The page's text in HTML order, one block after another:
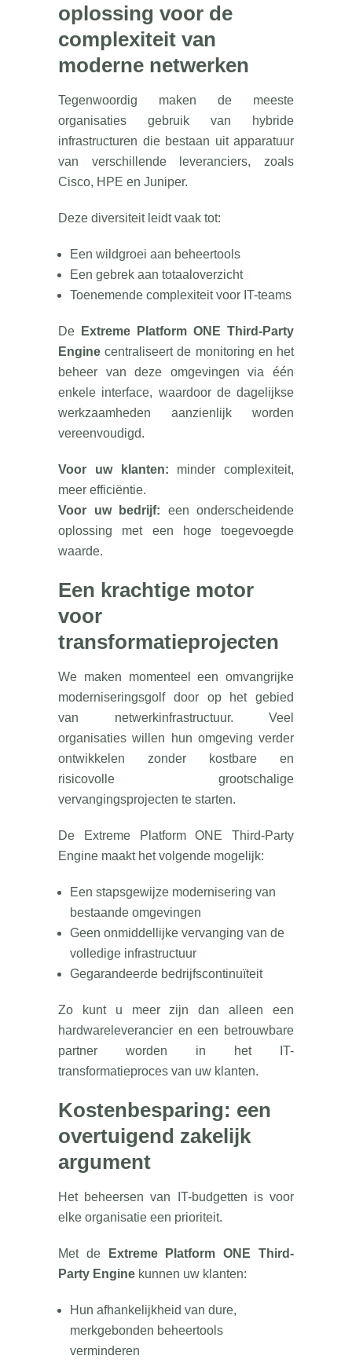
oplossing voor de
complexiteit van
moderne netwerken
Tegenwoordig maken de meeste
organisaties gebruik van hybride
infrastructuren die bestaan uit apparatuur
van verschillende leveranciers, zoals
Cisco, HPE en Juniper.
Deze diversiteit leidt vaak tot:
Een wildgroei aan beheertools
Een gebrek aan totaaloverzicht
Toenemende complexiteit voor IT-teams
De
Extreme Platform ONE Third-Party
Engine centraliseert de monitoring en het
beheer van deze omgevingen via één
enkele interface, waardoor de dagelijkse
werkzaamheden aanzienlijk worden
vereenvoudigd.
Voor uw klanten: minder complexiteit,
meer efficiëntie.
Voor uw bedrijf: een onderscheidende
oplossing met een hoge toegevoegde
waarde.
Een krachtige motor
voor
transformatieprojecten
We maken momenteel een omvangrijke
moderniseringsgolf door op het gebied
van netwerkinfrastructuur. Veel
organisaties willen hun omgeving verder
ontwikkelen zonder kostbare en
risicovolle grootschalige
vervangingsprojecten te starten.
De Extreme Platform ONE Third-Party
Engine maakt het volgende mogelijk:
Een stapsgewijze modernisering van
bestaande omgevingen
Geen onmiddellijke vervanging van de
volledige infrastructuur
Gegarandeerde bedrijfscontinuïteit
Zo kunt u meer zijn dan alleen een
hardwareleverancier en een betrouwbare
partner worden in het IT-
transformatieproces van uw klanten.
Kostenbesparing: een
overtuigend zakelijk
argument
Het beheersen van IT-budgetten is voor
elke organisatie een prioriteit.
Met de
Extreme Platform ONE Third-
Party Engine kunnen uw klanten:
Hun afhankelijkheid van dure,
merkgebonden beheertools
verminderen